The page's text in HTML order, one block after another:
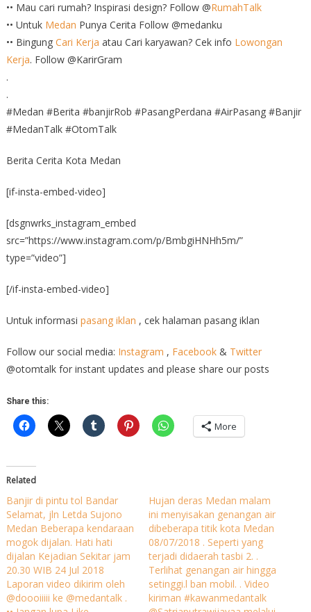
•• Mau cari rumah? Inspirasi design? Follow @RumahTalk
•• Untuk Medan Punya Cerita Follow @medanku
•• Bingung Cari Kerja atau Cari karyawan? Cek info Lowongan
Kerja. Follow @KarirGram
.
.
#Medan #Berita #banjirRob #PasangPerdana #AirPasang #Banjir
#MedanTalk #OtomTalk
Berita Cerita Kota Medan
[if-insta-embed-video]
[dsgnwrks_instagram_embed
src=”https://www.instagram.com/p/BmbgiHNHh5m/”
type=”video”]
[/if-insta-embed-video]
Untuk informasi pasang iklan , cek halaman pasang iklan
Follow our social media: Instagram , Facebook& Twitter
@otomtalk for instant updates and please share our posts
Share this:
More
Related
Banjir di pintu tol Bandar
Selamat, jln Letda Sujono
Medan Beberapa kendaraan
mogok dijalan. Hati hati
dijalan Kejadian Sekitar jam
20.30 WIB 24 Jul 2018
Laporan video dikirim oleh
@doooiiiii ke @medantalk .
Hujan deras Medan malam
ini menyisakan genangan air
dibeberapa titik kota Medan
08/07/2018 . Seperti yang
terjadi didaerah tasbi 2. .
Terlihat genangan air hingga
setinggi.l ban mobil. . Video
kiriman #kawanmedantalk